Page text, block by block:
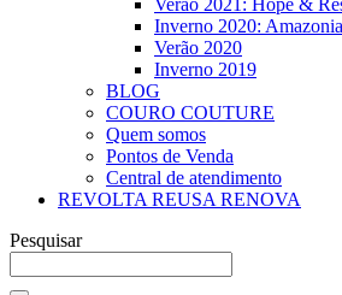
Verão 2021: Hope &
Inverno 2020: Amazonia
Verão 2020
Inverno 2019
BLOG
COURO COUTURE
Quem somos
Pontos de Venda
Central de atendimento
REVOLTA REUSA RENOVA
Pesquisar